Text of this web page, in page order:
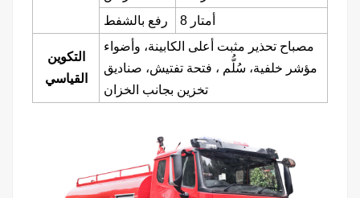
رفع بالشفط
8 أمتار
التكوين
القياسي
مصباح تحذير مثبت أعلى الكابينة، وأضواء
مؤشر خلفية، سُلُّم ، فتحة تفتيش، صناديق
تخزين بجانب الخزان